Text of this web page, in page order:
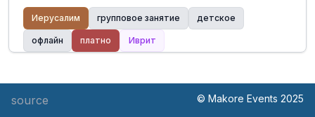
деятельность — Эльфы Хемеда
Иерусалим групповое занятие детское
офлайн платно Иврит
source © Makore Events 2025